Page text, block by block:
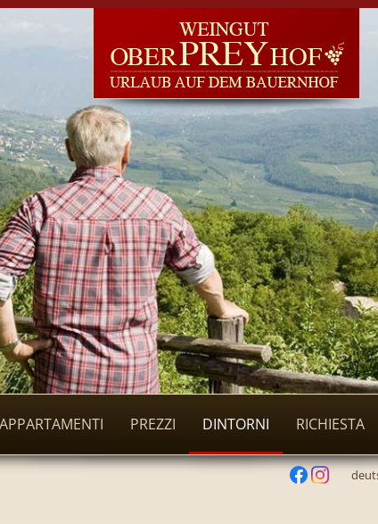
APPARTAMENTI PREZZI DINTORNI RICHIESTA